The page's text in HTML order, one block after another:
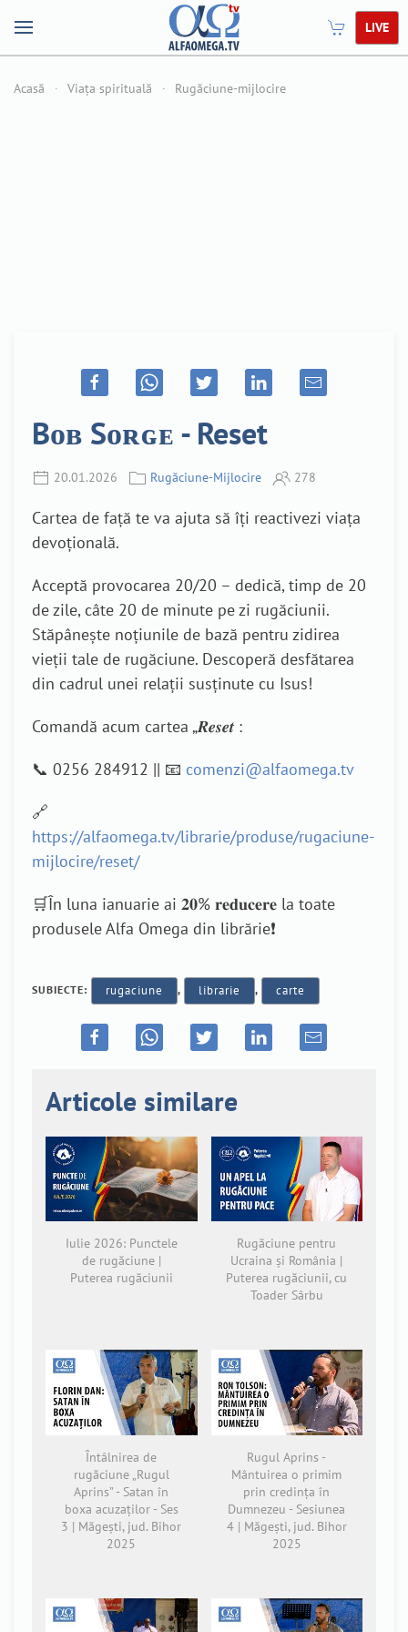
LIVE
Acasă Viața spirituală Rugăciune-mijlocire
Bᴏʙ Sᴏʀɢᴇ - Reset
20.01.2026 Rugăciune-Mijlocire 278
Cartea de față te va ajuta să îți reactivezi viața
devoțională.
Acceptă provocarea 20/20 – dedică, timp de 20
de zile, câte 20 de minute pe zi rugăciunii.
Stăpânește noțiunile de bază pentru zidirea
vieții tale de rugăciune. Descoperă desfătarea
din cadrul unei relații susținute cu Isus!
Comandă acum cartea „𝑹𝒆𝒔𝒆𝒕 :
📞 0256 284912 || 📧 comenzi@alfaomega.tv
🔗
https://alfaomega.tv/librarie/produse/rugaciune-
mijlocire/reset/
🛒În luna ianuarie ai 𝟐𝟎% 𝐫𝐞𝐝𝐮𝐜𝐞𝐫𝐞 la toate
produsele Alfa Omega din librărie❗
SUBIECTE: rugaciune , librarie , carte
Articole similare
Iulie 2026: Punctele
de rugăciune |
Puterea rugăciunii
Rugăciune pentru
Ucraina și România |
Puterea rugăciunii, cu
Toader Sârbu
Întâlnirea de
rugăciune „Rugul
Aprins” - Satan în
boxa acuzaților - Ses
3 | Măgești, jud. Bihor
2025
Rugul Aprins -
Mântuirea o primim
prin credința în
Dumnezeu - Sesiunea
4 | Măgești, jud. Bihor
2025